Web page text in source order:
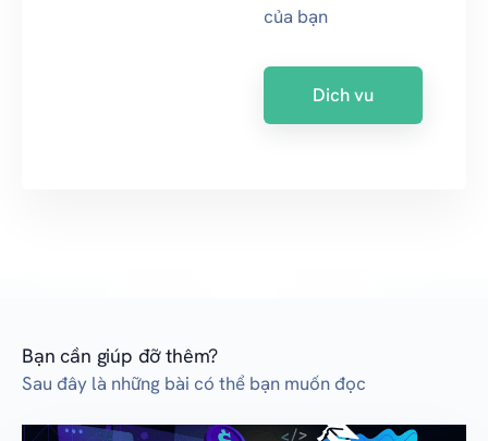
của bạn
Dich vu
Bạn cần giúp đỡ thêm?
Sau đây là những bài có thể bạn muốn đọc